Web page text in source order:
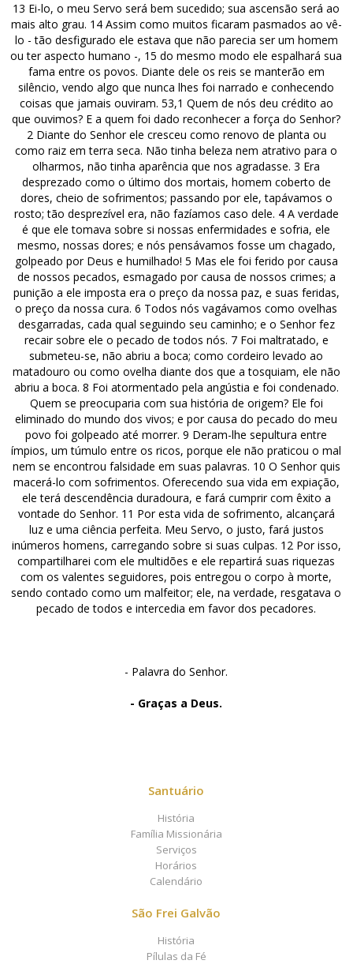
13 Ei-lo, o meu Servo será bem sucedido; sua ascensão será ao
mais alto grau. 14 Assim como muitos ficaram pasmados ao vê-
lo - tão desfigurado ele estava que não parecia ser um homem
ou ter aspecto humano -, 15 do mesmo modo ele espalhará sua
fama entre os povos. Diante dele os reis se manterão em
silêncio, vendo algo que nunca lhes foi narrado e conhecendo
coisas que jamais ouviram. 53,1 Quem de nós deu crédito ao
que ouvimos? E a quem foi dado reconhecer a força do Senhor?
2 Diante do Senhor ele cresceu como renovo de planta ou
como raiz em terra seca. Não tinha beleza nem atrativo para o
olharmos, não tinha aparência que nos agradasse. 3 Era
desprezado como o último dos mortais, homem coberto de
dores, cheio de sofrimentos; passando por ele, tapávamos o
rosto; tão desprezível era, não fazíamos caso dele. 4 A verdade
é que ele tomava sobre si nossas enfermidades e sofria, ele
mesmo, nossas dores; e nós pensávamos fosse um chagado,
golpeado por Deus e humilhado! 5 Mas ele foi ferido por causa
de nossos pecados, esmagado por causa de nossos crimes; a
punição a ele imposta era o preço da nossa paz, e suas feridas,
o preço da nossa cura. 6 Todos nós vagávamos como ovelhas
desgarradas, cada qual seguindo seu caminho; e o Senhor fez
recair sobre ele o pecado de todos nós. 7 Foi maltratado, e
submeteu-se, não abriu a boca; como cordeiro levado ao
matadouro ou como ovelha diante dos que a tosquiam, ele não
abriu a boca. 8 Foi atormentado pela angústia e foi condenado.
Quem se preocuparia com sua história de origem? Ele foi
eliminado do mundo dos vivos; e por causa do pecado do meu
povo foi golpeado até morrer. 9 Deram-lhe sepultura entre
ímpios, um túmulo entre os ricos, porque ele não praticou o mal
nem se encontrou falsidade em suas palavras. 10 O Senhor quis
macerá-lo com sofrimentos. Oferecendo sua vida em expiação,
ele terá descendência duradoura, e fará cumprir com êxito a
vontade do Senhor. 11 Por esta vida de sofrimento, alcançará
luz e uma ciência perfeita. Meu Servo, o justo, fará justos
inúmeros homens, carregando sobre si suas culpas. 12 Por isso,
compartilharei com ele multidões e ele repartirá suas riquezas
com os valentes seguidores, pois entregou o corpo à morte,
sendo contado como um malfeitor; ele, na verdade, resgatava o
pecado de todos e intercedia em favor dos pecadores.
- Palavra do Senhor.
- Graças a Deus.
Santuário
História
Família Missionária
Serviços
Horários
Calendário
São Frei Galvão
História
Pílulas da Fé